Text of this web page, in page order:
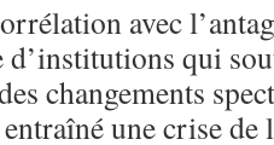
avec
qui
changements
une crise